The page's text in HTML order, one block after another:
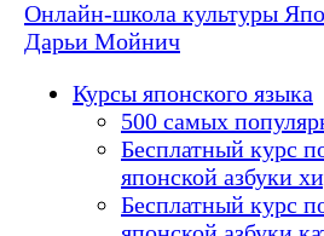
Онлайн-школа культуры
Дарьи Мойнич
Курсы японского языка
500 самых
Бесплатный курс
японской азбуки
Бесплатный курс